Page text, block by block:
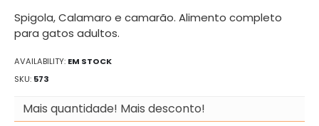
Spigola, Calamaro e camarão. Alimento completo
para gatos adultos.
AVAILABILITY: EM STOCK
SKU 573
Mais quantidade! Mais desconto!